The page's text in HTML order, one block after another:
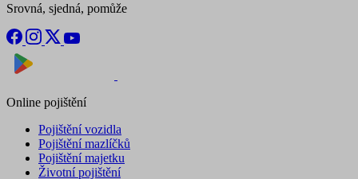
Srovná, sjedná, pomůže
Online pojištění
Pojištění vozidla
Pojištění mazlíčků
Pojištění majetku
Životní pojištění